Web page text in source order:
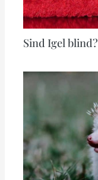
Sind Igel blind?